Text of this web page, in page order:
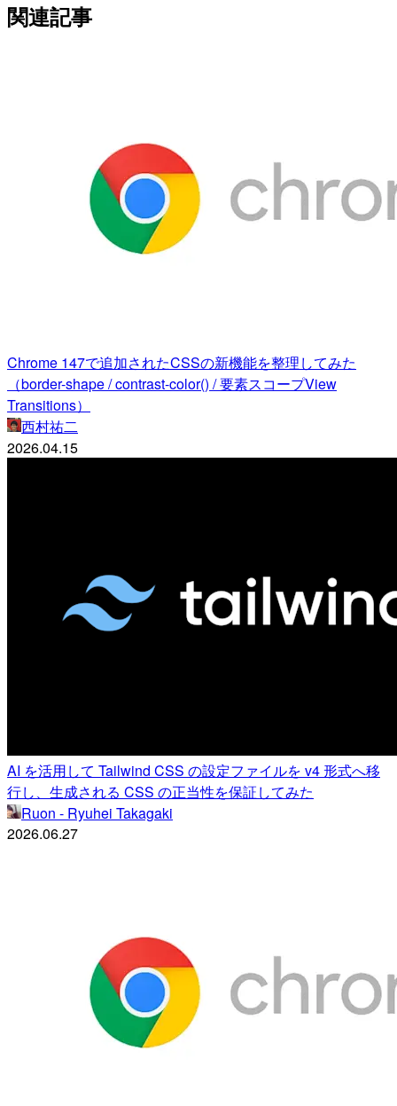
関連記事
Chrome 147で追加されたCSSの新機能を整理してみた
（border-shape / contrast-color() / 要素スコープView
Transitions）
西村祐二
2026.04.15
AI を活用して Tailwind CSS の設定ファイルを v4 形式へ移
行し、生成される CSS の正当性を保証してみた
Ruon - Ryuhei Takagaki
2026.06.27